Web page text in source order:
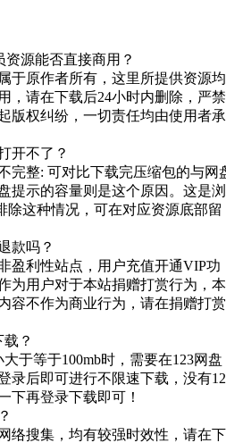
源能否直接商用？
于原作者所有，这里所提供资源均
，请在下载后24小时内删除，严禁
版权纠纷，一切责任均由使用者承
开不了？
完整: 可对比下载完压缩包的与网
提示的容量则是这个原因。这是浏
除这种情况，可在对应资源底部留
款吗？
盈利性站点，用户充值开通VIP功
为用户对于本站捐赠打赏行为，本
容不作为商业行为，请在捐赠打赏
？
于等于100mb时，需要在123网盘
录后即可进行不限速下载，没有
下再登录下载即可！
络搜集，均有较强时效性，请在下